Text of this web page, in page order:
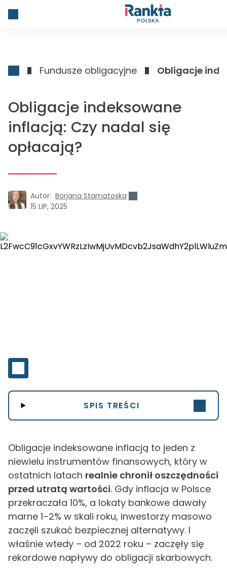
POLSKA
Fundusze obligacyjne Obligacje
Obligacje indeksowane
inflacją: Czy nadal się
opłacają?
Autor: Borjana Stamatoska
15 LIP, 2025
SPIS TREŚCI
Obligacje indeksowane inflacją to jeden z
niewielu instrumentów finansowych, który w
ostatnich latach realnie chronił oszczędności
przed utratą wartości. Gdy inflacja w Polsce
przekraczała 10%, a lokaty bankowe dawały
marne 1–2% w skali roku, inwestorzy masowo
zaczęli szukać bezpiecznej alternatywy. I
właśnie wtedy – od 2022 roku – zaczęły się
rekordowe napływy do obligacji skarbowych.